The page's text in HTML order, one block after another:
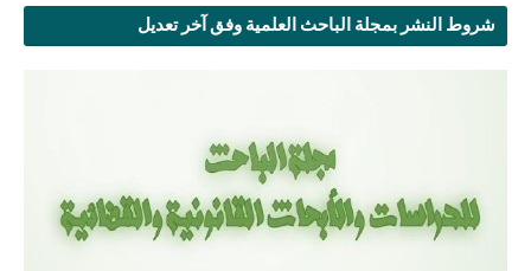
شروط النشر بمجلة الباحث العلمية وفق آخر تعديل